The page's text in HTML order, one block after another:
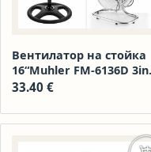
Вентилатор на стойка
16“Muhler FM-6136D
50W, индустриален, под
33.40 €